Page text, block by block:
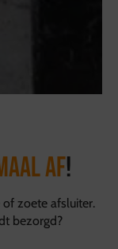
af!
zoete afsluiter.
bezorgd?